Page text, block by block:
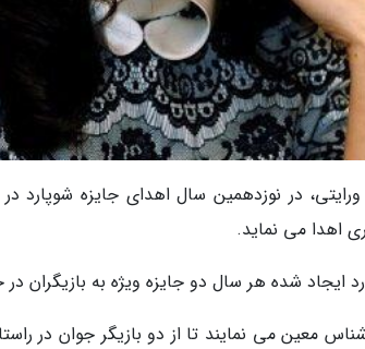
اهدا می نماید.
ایجاد شده هر سال دو جایزه ویژه به بازیگران
معین می نمایند تا از دو بازیگر جوان در